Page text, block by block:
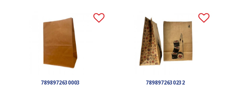
7898972630003 7898972630232